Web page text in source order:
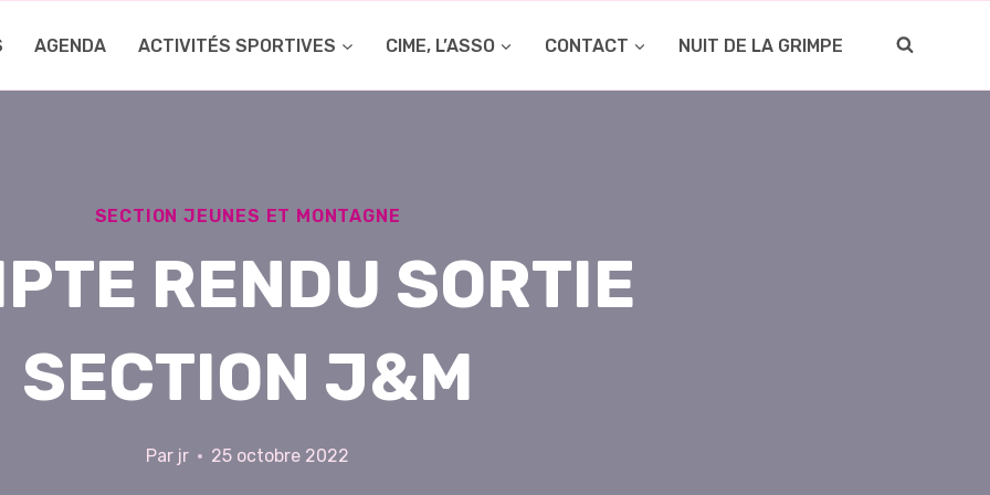
AGENDA ACTIVITÉS SPORTIVES CIME, L’ASSO CONTACT NUIT DE LA GRIMPE
SECTION JEUNES ET MONTAGNE
RENDU SORTIE
SECTION J&M
Par jr 25 octobre 2022